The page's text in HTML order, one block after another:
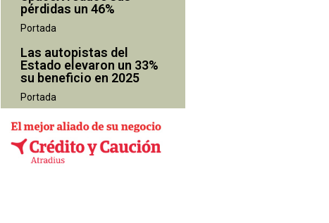
pérdidas un 46%
Portada
Las autopistas del
Estado elevaron un 33%
su beneficio en 2025
Portada